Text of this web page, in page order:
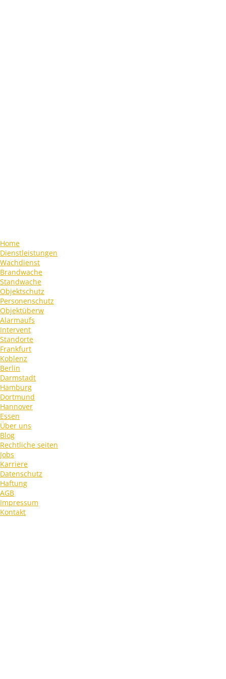
Home
Dienstleistungen
Wachdienst
Brandwache
Standwache
Objektschutz
Personenschutz
Objektüberw
Alarmaufs
Intervent
Standorte
Frankfurt
Koblenz
Berlin
Darmstadt
Hamburg
Dortmund
Hannover
Essen
Über uns
Blog
Rechtliche seiten
Jobs
Karriere
Datenschutz
Haftung
AGB
Impressum
Kontakt